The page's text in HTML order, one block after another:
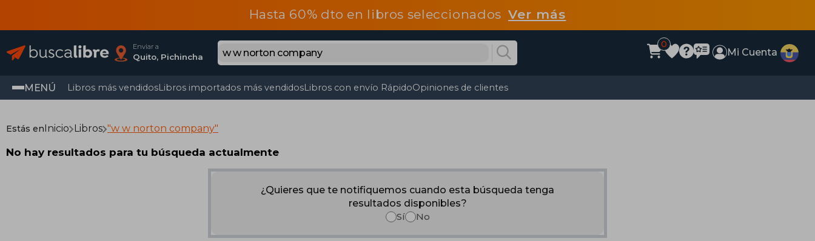
Hasta 60% dto en libros seleccionadosVer más
Enviar a
Quito, Pichincha
0
Mi Cuenta
MENÚ Libros más vendidosLibros importados más vendidosLibros con envío RápidoOpiniones de clientes
Estás enInicio Libros "w w norton company"
No hay resultados para tu búsqueda actualmente
¿Quieres que te notifiquemos cuando esta búsqueda tenga
resultados disponibles?
Sí
No